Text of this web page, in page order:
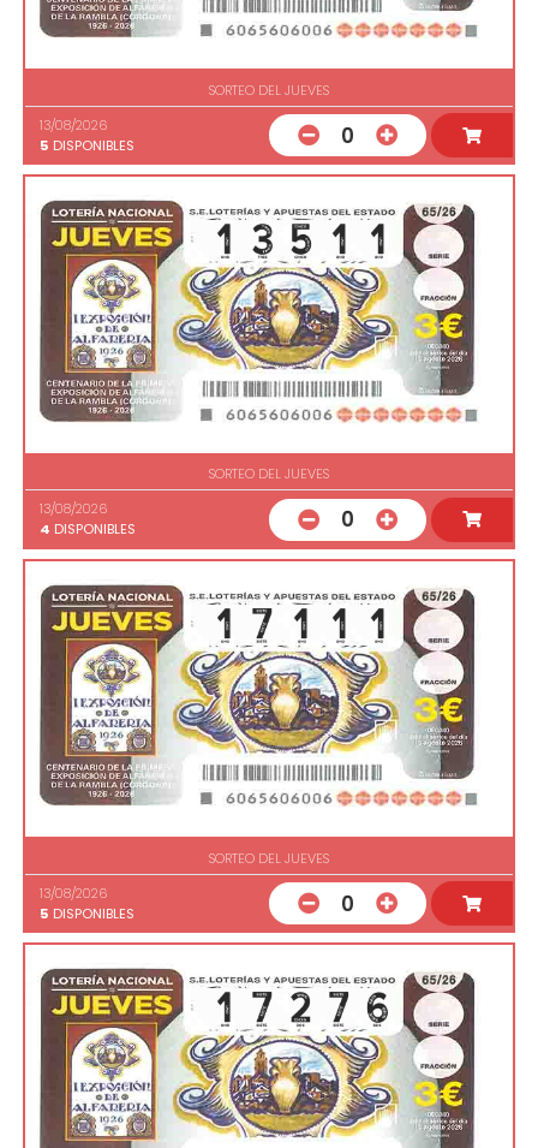
SORTEO DEL JUEVES
13/08/2026
5 DISPONIBLES 0
SORTEO DEL JUEVES
13/08/2026
4 DISPONIBLES 0
SORTEO DEL JUEVES
13/08/2026
5 DISPONIBLES 0